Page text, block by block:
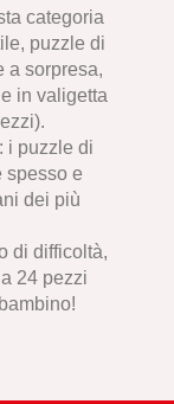
categoria
puzzle di
a sorpresa,
in valigetta
i puzzle di
spesso e
dei più
di difficoltà,
24 pezzi